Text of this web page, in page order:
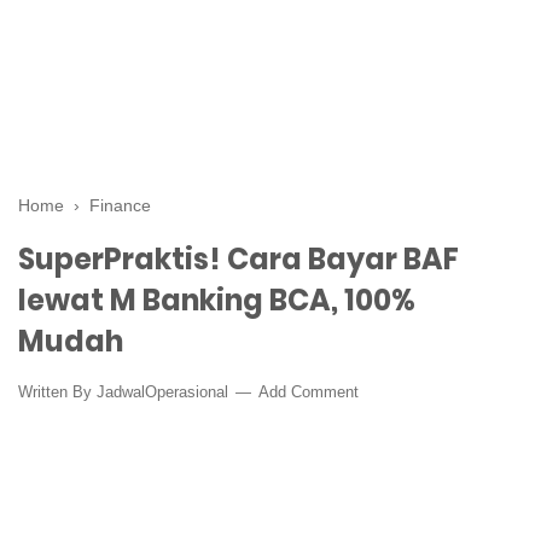
Home › Finance
SuperPraktis! Cara Bayar BAF
lewat M Banking BCA, 100%
Mudah
Written By JadwalOperasional Add Comment